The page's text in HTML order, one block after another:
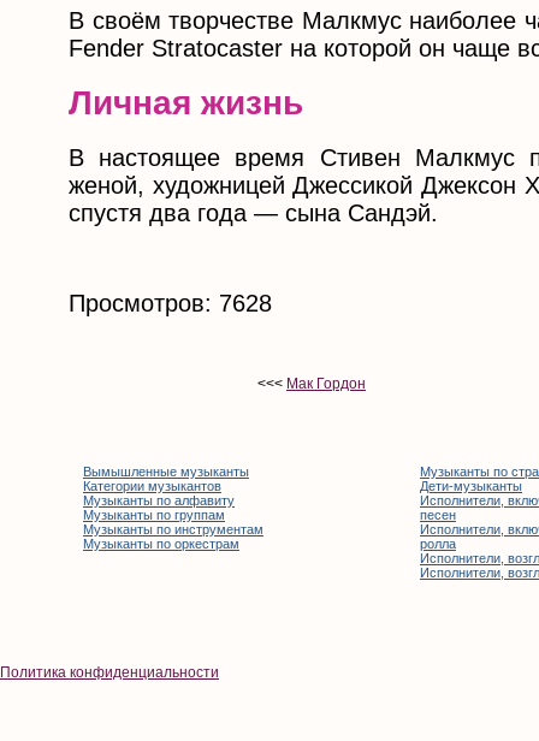
В своём творчестве Малкмус наиболее
Fender Stratocaster на которой он чаще
Личная жизнь
В настоящее время Стивен Малкмус
женой, художницей Джессикой Джексон
спустя два года — сына Сандэй.
Просмотров: 7628
<<< Мак Гордон
Вымышленные музыканты
Категории музыкантов
Музыканты по алфавиту
Музыканты по группам
Музыканты по инструментам
Музыканты по оркестрам
Музыканты по
Дети-музыканты
Исполнители,
песен
Исполнители,
ролла
Исполнители,
Исполнители,
Политика конфиденциальности